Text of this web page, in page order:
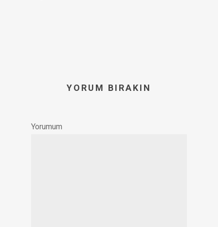
YORUM BIRAKIN
Yorumum